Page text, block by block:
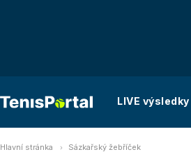
LIVE výsledky
Hlavní stránka Sázkařský žebříček